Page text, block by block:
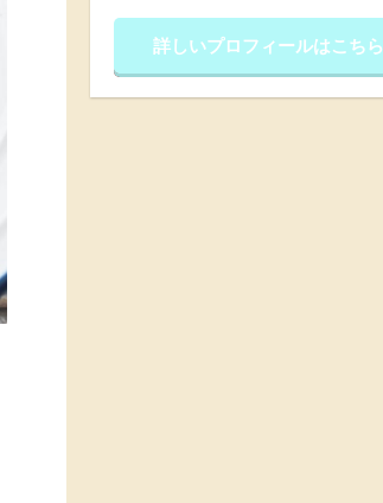
詳しいプロフィールはこちら